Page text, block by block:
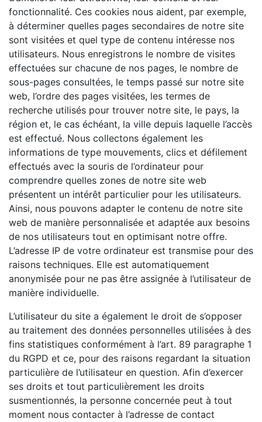
fonctionnalité. Ces cookies nous aident, par exemple,
à déterminer quelles pages secondaires de notre site
sont visitées et quel type de contenu intéresse nos
utilisateurs. Nous enregistrons le nombre de visites
effectuées sur chacune de nos pages, le nombre de
sous-pages consultées, le temps passé sur notre site
web, l’ordre des pages visitées, les termes de
recherche utilisés pour trouver notre site, le pays, la
région et, le cas échéant, la ville depuis laquelle l’accès
est effectué. Nous collectons également les
informations de type mouvements, clics et défilement
effectués avec la souris de l’ordinateur pour
comprendre quelles zones de notre site web
présentent un intérêt particulier pour les utilisateurs.
Ainsi, nous pouvons adapter le contenu de notre site
web de manière personnalisée et adaptée aux besoins
de nos utilisateurs tout en optimisant notre offre.
L’adresse IP de votre ordinateur est transmise pour des
raisons techniques. Elle est automatiquement
anonymisée pour ne pas être assignée à l’utilisateur de
manière individuelle.
L’utilisateur du site a également le droit de s’opposer
au traitement des données personnelles utilisées à des
fins statistiques conformément à l’art. 89 paragraphe 1
du RGPD et ce, pour des raisons regardant la situation
particulière de l’utilisateur en question. Afin d’exercer
ses droits et tout particulièrement les droits
susmentionnés, la personne concernée peut à tout
moment nous contacter à l’adresse de contact